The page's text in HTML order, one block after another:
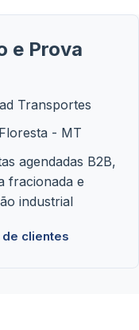
e Prova
Transportes
- MT
agendadas B2B,
fracionada e
industrial
clientes